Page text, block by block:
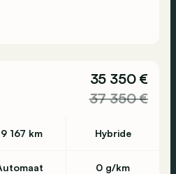
35 350 €
37 350 €
167 km Hybride
0 g/km